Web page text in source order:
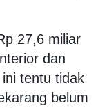
27,6 miliar
dan
tentu tidak
belum